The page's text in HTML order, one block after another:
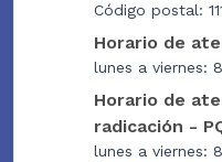
Código postal:
Horario de
lunes a viernes:
Horario de
radicación -
lunes a viernes: